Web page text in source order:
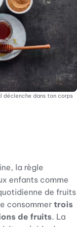
déclenche dans ton corps
la règle
enfants comme
de fruits
consommer trois
de fruits. La